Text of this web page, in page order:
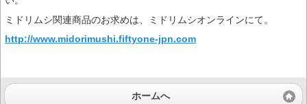
ミドリムシ関連商品のお求めは、ミドリムシオンラインにて。
http://www.midorimushi.fiftyone-jpn.com
ホームへ